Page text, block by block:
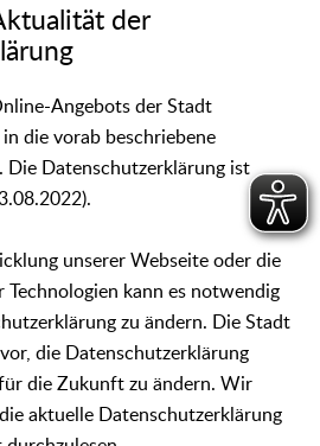
der
Angebots der Stadt
die vorab beschriebene
Die Datenschutzerklärung ist
unserer Webseite oder die
Technologien kann es notwendig
zu ändern. Die Stadt
die Datenschutzerklärung
die Zukunft zu ändern. Wir
aktuelle Datenschutzerklärung